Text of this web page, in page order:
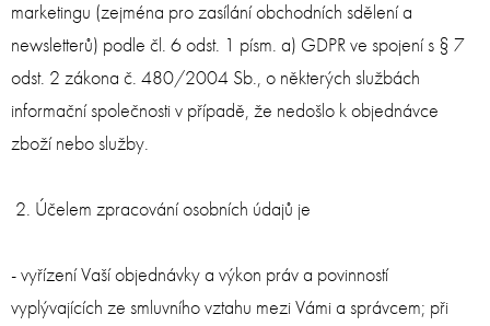
marketingu (zejména pro zasílání obchodních sdělení a
newsletterů) podle čl. 6 odst. 1 písm. a) GDPR ve spojení s § 7
odst. 2 zákona č. 480/2004 Sb., o některých službách
informační společnosti v případě, že nedošlo k objednávce
zboží nebo služby.
2. Účelem zpracování osobních údajů je
- vyřízení Vaší objednávky a výkon práv a povinností
vyplývajících ze smluvního vztahu mezi Vámi a správcem; při